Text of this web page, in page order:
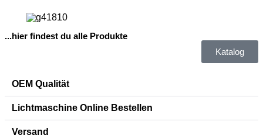
...hier findest du alle Produkte
Katalog
OEM Qualität
Lichtmaschine Online Bestellen
Versand